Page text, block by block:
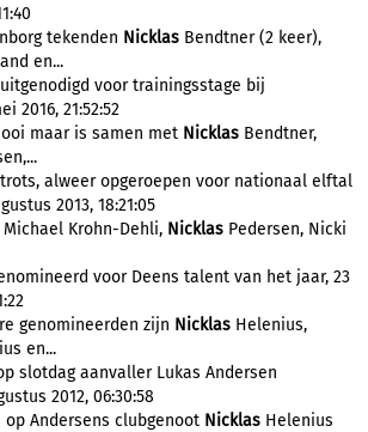
tekenden Nicklas Bendtner (2 keer),
en...
voor trainingsstage bij
2016, 21:52:52
maar is samen met Nicklas Bendtner,
alweer opgeroepen voor nationaal elftal
2013, 18:21:05
Michael Krohn-Dehli, Nicklas Pedersen, Nicki
voor Deens talent van het jaar, 23
genomineerden zijn Nicklas Helenius,
en...
slotdag aanvaller Lukas Andersen
2012, 06:30:58
op Andersens clubgenoot Nicklas Helenius